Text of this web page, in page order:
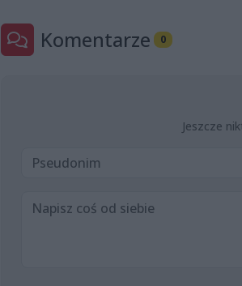
Komentarze 0
Jeszcze